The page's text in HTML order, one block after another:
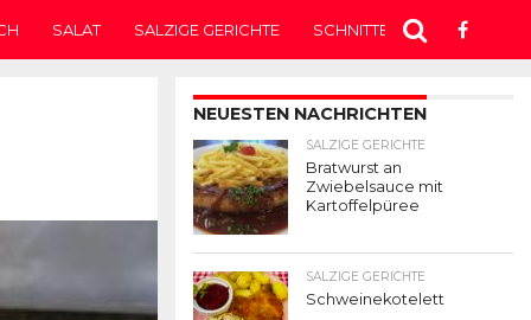
SALAT SALZIGE GERICHTE SCHNITTEN SUPPE
NEUESTEN NACHRICHTEN
SALZIGE GERICHTE
Bratwurst an
Zwiebelsauce mit
Kartoffelpüree
SALZIGE GERICHTE
Schweinekotelett